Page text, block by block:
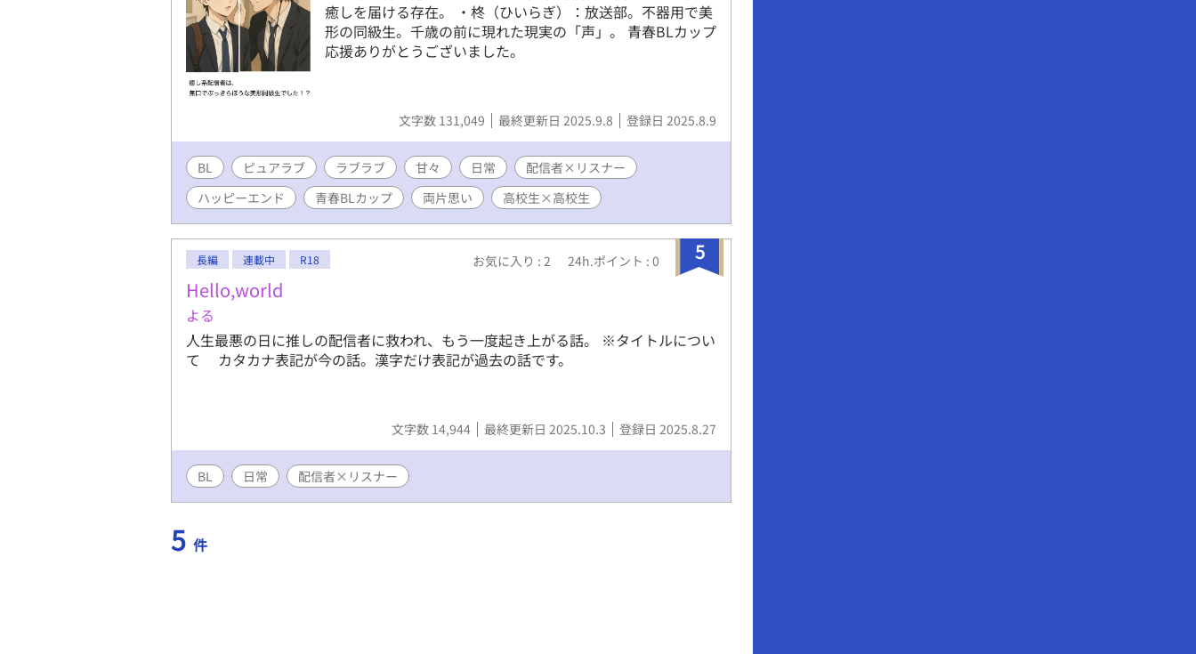
癒しを届ける存在。 ・柊（ひいらぎ）：放送部。不器用で美
形の同級生。千歳の前に現れた現実の「声」。 青春BLカップ
応援ありがとうございました。
文字数 131,049 最終更新日 2025.9.8 登録日 2025.8.9
BL ピュアラブ ラブラブ 甘々 日常
配信者×リスナー
ハッピーエンド
青春BLカップ​ 両片思い 高校生×高校生
5
長編 連載中 R18 お気に入り : 2 24h.ポイント : 0
Hello,world
よる
人生最悪の日に推しの配信者に救われ、もう一度起き上がる話。 ※タイトルについ
て カタカナ表記が今の話。漢字だけ表記が過去の話です。
文字数 14,944 最終更新日 2025.10.3 登録日 2025.8.27
BL 日常 配信者×リスナー
5 件